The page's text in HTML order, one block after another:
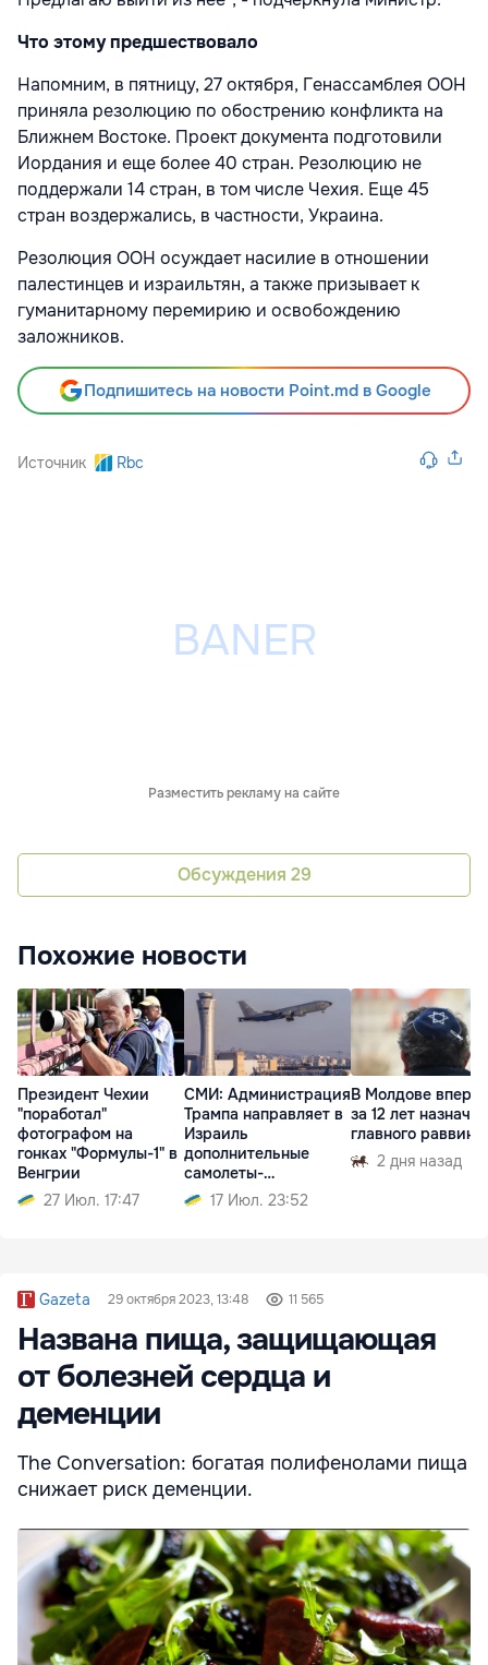
Что этому предшествовало
Напомним, в пятницу, 27 октября, Генассамблея ООН
приняла резолюцию по обострению конфликта на
Ближнем Востоке. Проект документа подготовили
Иордания и еще более 40 стран. Резолюцию не
поддержали 14 стран, в том числе Чехия. Еще 45
стран воздержались, в частности, Украина.
Резолюция ООН осуждает насилие в отношении
палестинцев и израильтян, а также призывает к
гуманитарному перемирию и освобождению
заложников.
Подпишитесь на новости Point.md в Google
Источник Rbc
Разместить рекламу на сайте
Обсуждения 29
Похожие новости
Президент Чехии
"поработал"
фотографом на
гонках "Формулы-1" в
Венгрии
27 Июл. 17:47
СМИ: Администрация
Трампа направляет в
Израиль
дополнительные
самолеты-
заправщики
17 Июл. 23:52
В Молдове
за 12 лет назначат
главного раввина
2 дня назад
Gazeta 29 октября 2023, 13:48 11 565
Названа пища, защищающая
от болезней сердца и
деменции
The Conversation: богатая полифенолами пища
снижает риск деменции.